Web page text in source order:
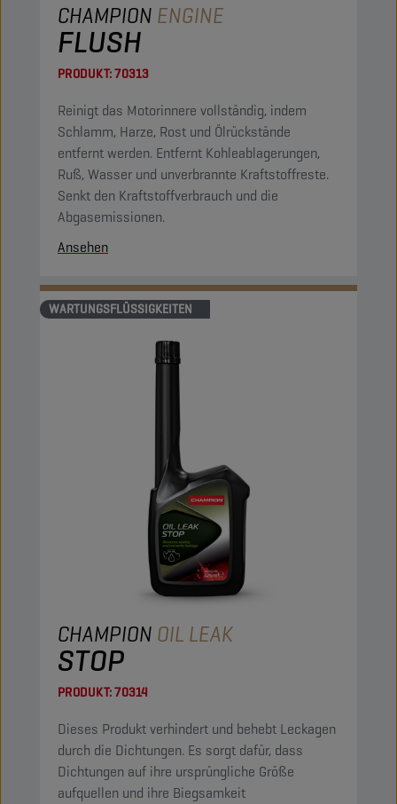
CHAMPION ENGINE
FLUSH
PRODUKT:70313
Reinigt das Motorinnere vollständig, indem
Schlamm, Harze, Rost und Ölrückstände
entfernt werden. Entfernt Kohleablagerungen,
Ruß, Wasser und unverbrannte Kraftstoffreste.
Senkt den Kraftstoffverbrauch und die
Abgasemissionen.
Ansehen
WARTUNGSFLÜSSIGKEITEN
CHAMPION OIL LEAK
STOP
PRODUKT:70314
Dieses Produkt verhindert und behebt Leckagen
durch die Dichtungen. Es sorgt dafür, dass
Dichtungen auf ihre ursprüngliche Größe
aufquellen und ihre Biegsamkeit